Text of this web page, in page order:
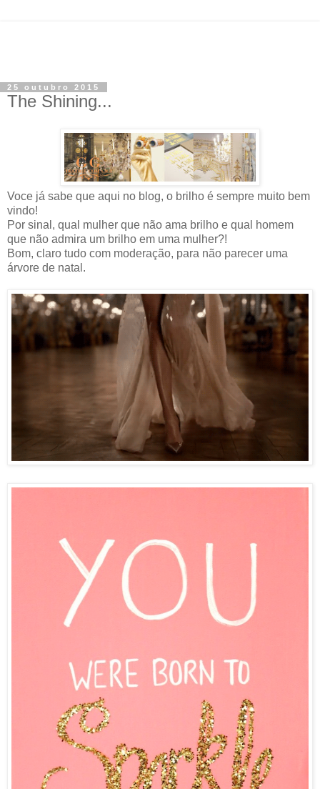
25 outubro 2015
The Shining...
Voce já sabe que aqui no blog, o brilho é sempre muito bem
vindo!
Por sinal, qual mulher que não ama brilho e qual homem
que não admira um brilho em uma mulher?!
Bom, claro tudo com moderação, para não parecer uma
árvore de natal.